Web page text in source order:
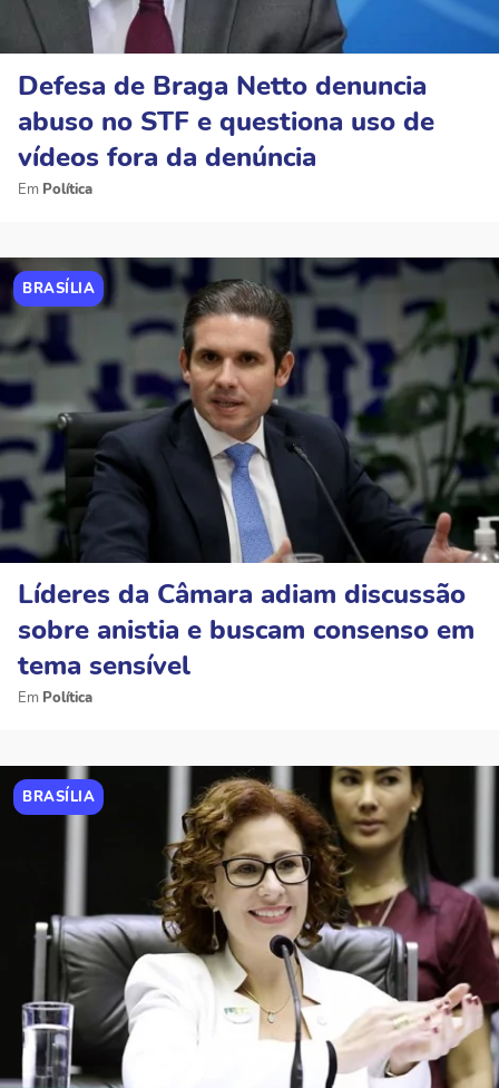
Defesa de Braga Netto denuncia
abuso no STF e questiona uso de
vídeos fora da denúncia
Política
BRASÍLIA
Líderes da Câmara adiam discussão
sobre anistia e buscam consenso em
tema sensível
Política
BRASÍLIA